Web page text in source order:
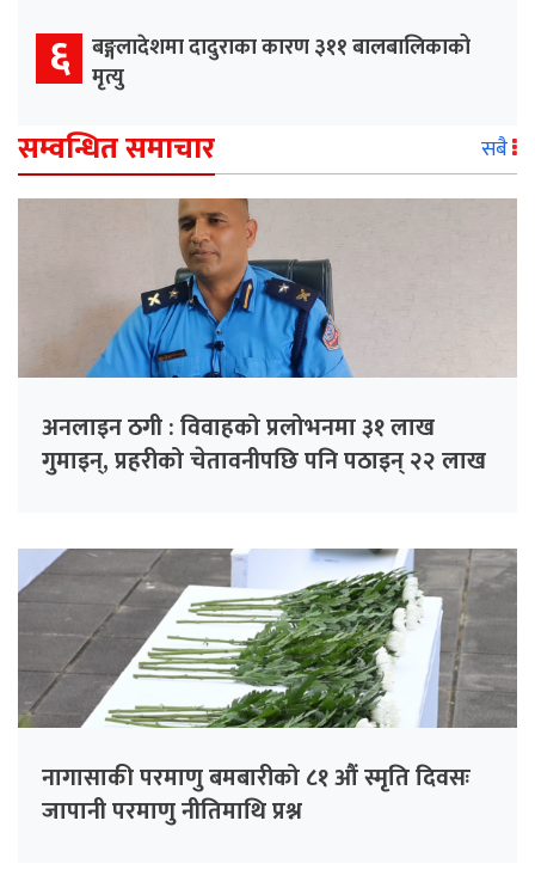
६ बङ्गलादेशमा दादुराका कारण ३११ बालबालिकाको
मृत्यु
सम्वन्धित समाचार सबै
अनलाइन ठगी : विवाहको प्रलोभनमा ३१ लाख
गुमाइन्, प्रहरीको चेतावनीपछि पनि पठाइन् २२ लाख
नागासाकी परमाणु बमबारीको ८१ औं स्मृति दिवसः
जापानी परमाणु नीतिमाथि प्रश्न